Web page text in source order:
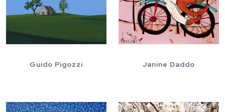
Guido Pigozzi Janine Daddo